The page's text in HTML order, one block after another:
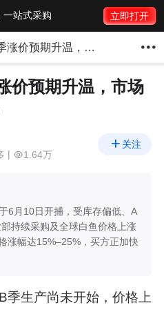
一站式采购 立即打开
阿拉斯加狭鳕B季涨价预期升温，市场预测涨幅或达25% 
价预期升温，市场
1.64万
 关注
6月10日开捕，受库存偏低、A
持续采购及全球白鱼价格上涨
涨幅达15%–25%，买方正加快
生产尚未开始，价格上